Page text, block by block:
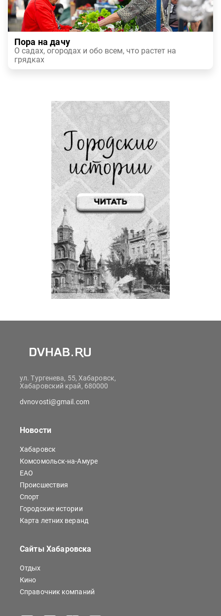
Пора на дачу
О садах, огородах и обо всем, что растет на
грядках
ул. Тургенева, 55, Хабаровск,
Хабаровский край, 680000
dvnovosti@gmail.com
Новости
Хабаровск
Комсомольск-на-Амуре
ЕАО
Происшествия
Спорт
Городские истории
Карта летних веранд
Сайты Хабаровска
Отдых
Кино
Справочник компаний